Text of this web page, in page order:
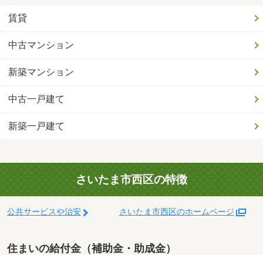
賃貸
中古マンション
新築マンション
中古一戸建て
新築一戸建て
さいたま市西区の特徴
公共サービスや治安 さいたま市西区のホームページ
住まいの給付金（補助金・助成金）